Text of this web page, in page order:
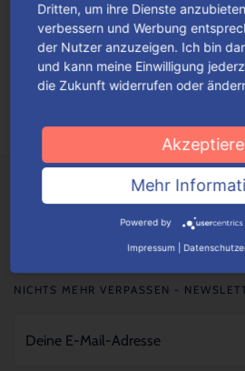
Verpackungen einfach
Je nach Verpackungstyp kannst du
Wunschverpackung nach
NICHTS MEHR VERPASSEN -
Dritten, um ihre Dienste
verbessern und Werbung
der Nutzer anzuzeigen. Ich bin
und kann meine Einwilligung
die Zukunft widerrufen oder
Mehr
Powered by
Impressum